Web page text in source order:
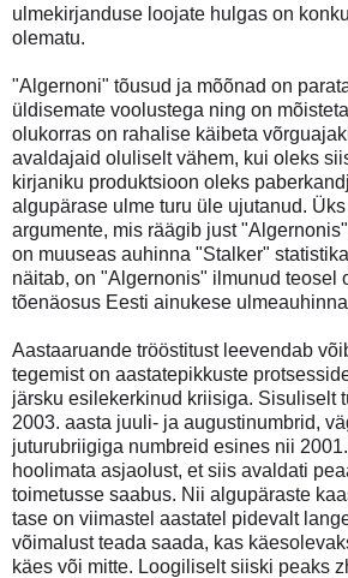
ulmekirjanduse loojate hulgas on
olematu.
"Algernoni" tõusud ja mõõnad on
üldisemate voolustega ning on
olukorras on rahalise käibeta
avaldajaid oluliselt vähem, kui oleks
kirjaniku produktsioon oleks
algupärase ulme turu üle ujutanud.
argumente, mis räägib just
on muuseas auhinna "Stalker"
näitab, on "Algernonis" ilmunud teosel
tõenäosus Eesti ainukese
Aastaaruande trööstitust leevendab
tegemist on aastatepikkuste
järsku esilekerkinud kriisiga. Sisuliselt
2003. aasta juuli- ja augustinumbrid,
juturubriigiga numbreid esines nii
hoolimata asjaolust, et siis avaldati
toimetusse saabus. Nii algupäraste
tase on viimastel aastatel pidevalt
võimalust teada saada, kas
käes või mitte. Loogiliselt siiski peaks